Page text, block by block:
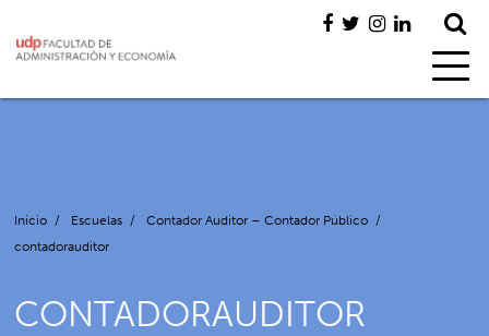
Inicio / Escuelas / Contador Auditor – Contador Público /
contadorauditor
CONTADORAUDITOR